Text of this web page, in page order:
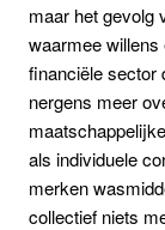
maar het gevolg
waarmee
financiële sector
nergens meer
als individuele
merken
collectief niets